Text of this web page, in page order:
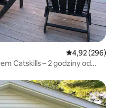
Średnia
4,92 (296)
Catskills – 2 godziny od
Wybór gości